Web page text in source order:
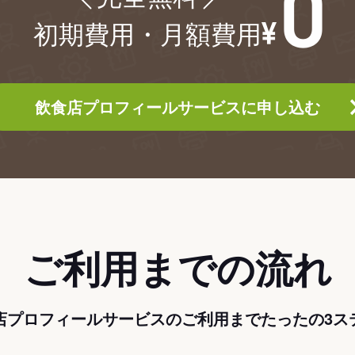
初期費用・月額費用
飲食店プロフィールサービスに申し込む
ご利用までの流れ
プロフィールサービスのご利用までたったの3ス